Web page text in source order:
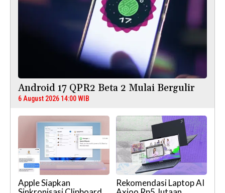
Android 17 QPR2 Beta 2 Mulai Bergulir
6 August 2026 14:00 WIB
Apple Siapkan
Rekomendasi Laptop AI